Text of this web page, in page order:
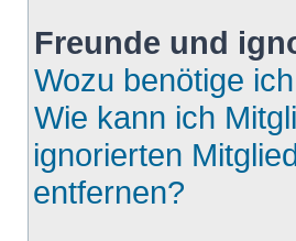
Freunde und
Wozu benötige
Wie kann ich
ignorierten
entfernen?